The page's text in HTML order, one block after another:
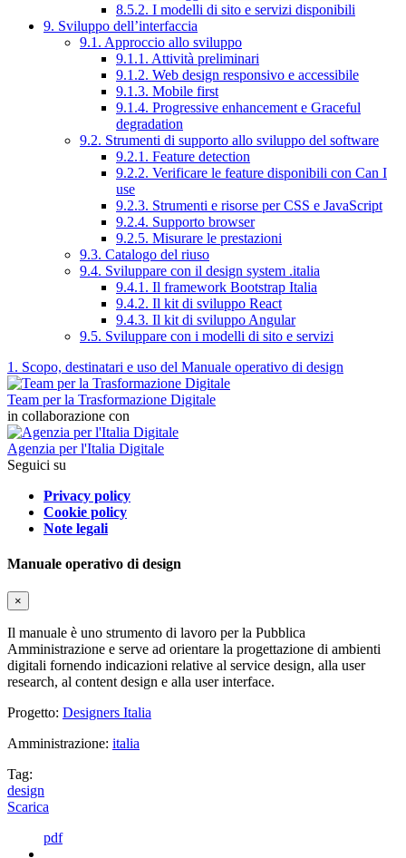
8.5.2. I modelli di sito e servizi disponibili
9. Sviluppo dell’interfaccia
9.1. Approccio allo sviluppo
9.1.1. Attività preliminari
9.1.2. Web design responsivo e accessibile
9.1.3. Mobile first
9.1.4. Progressive enhancement e Graceful
degradation
9.2. Strumenti di supporto allo sviluppo del software
9.2.1. Feature detection
9.2.2. Verificare le feature disponibili con Can I
use
9.2.3. Strumenti e risorse per CSS e JavaScript
9.2.4. Supporto browser
9.2.5. Misurare le prestazioni
9.3. Catalogo del riuso
9.4. Sviluppare con il design system .italia
9.4.1. Il framework Bootstrap Italia
9.4.2. Il kit di sviluppo React
9.4.3. Il kit di sviluppo Angular
9.5. Sviluppare con i modelli di sito e servizi
1. Scopo, destinatari e uso del Manuale operativo di design
Team per la Trasformazione Digitale
in collaborazione con
Agenzia per l'Italia Digitale
Seguici su
Privacy policy
Cookie policy
Note legali
Manuale operativo di design
×
Il manuale è uno strumento di lavoro per la Pubblica
Amministrazione e serve ad orientare la progettazione di ambienti
digitali fornendo indicazioni relative al service design, alla user
research, al content design e alla user interface.
Progetto: Designers Italia
Amministrazione: italia
Tag:
design
Scarica
pdf